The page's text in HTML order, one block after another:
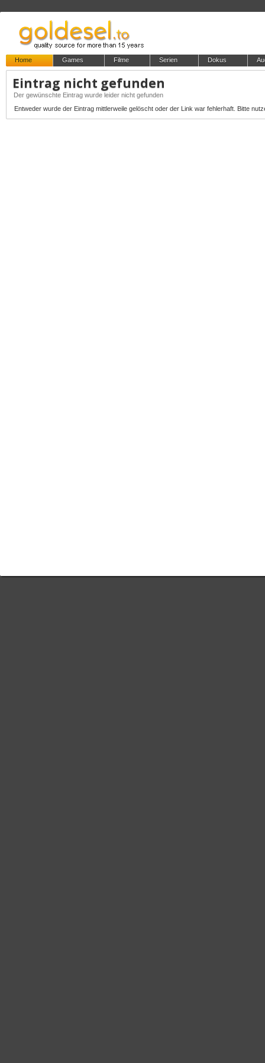
Home Games Filme Serien Dokus
Eintrag nicht gefunden
Der gewünschte Eintrag wurde leider nicht gefunden
Entweder wurde der Eintrag mittlerweile gelöscht oder der Link war fehlerhaft. Bitte